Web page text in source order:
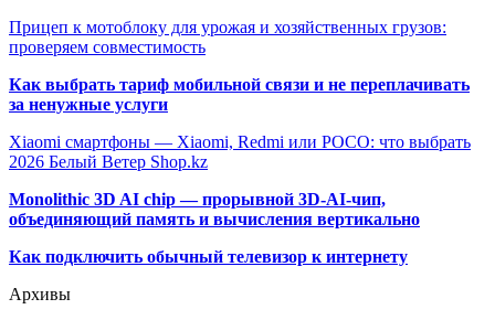
Прицеп к мотоблоку для урожая и хозяйственных грузов:
проверяем совместимость
Как выбрать тариф мобильной связи и не переплачивать
за ненужные услуги
Xiaomi смартфоны — Xiaomi, Redmi или POCO: что выбрать
2026 Белый Ветер Shop.kz
Monolithic 3D AI chip — прорывной 3D-AI-чип,
объединяющий память и вычисления вертикально
Как подключить обычный телевизор к интернету
Архивы